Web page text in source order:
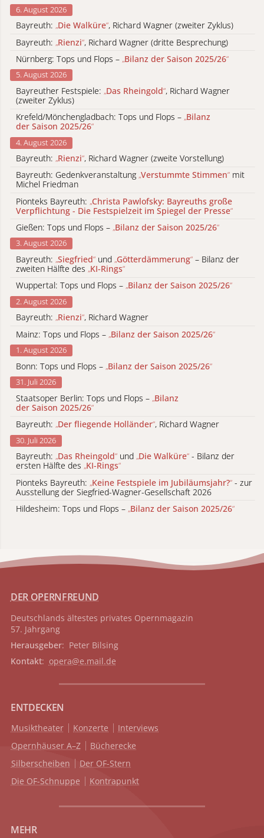
6. August 2026
Bayreuth: „Die Walküre“, Richard Wagner (zweiter Zyklus)
Bayreuth: „Rienzi“, Richard Wagner (dritte Besprechung)
Nürnberg: Tops und Flops – „Bilanz der Saison 2025/26“
5. August 2026
Bayreuther Festspiele: „Das Rheingold“, Richard Wagner
(zweiter Zyklus)
Krefeld/Mönchengladbach: Tops und Flops – „Bilanz
der Saison 2025/26“
4. August 2026
Bayreuth: „Rienzi“, Richard Wagner (zweite Vorstellung)
Bayreuth: Gedenkveranstaltung „Verstummte Stimmen“ mit
Michel Friedman
Pionteks Bayreuth: „Christa Pawlofsky: Bayreuths große
Verpflichtung - Die Festspielzeit im Spiegel der Presse“
Gießen: Tops und Flops – „Bilanz der Saison 2025/26“
3. August 2026
Bayreuth: „Siegfried“ und „Götterdämmerung“ – Bilanz der
zweiten Hälfte des „KI-Rings“
Wuppertal: Tops und Flops – „Bilanz der Saison 2025/26“
2. August 2026
Bayreuth: „Rienzi“, Richard Wagner
Mainz: Tops und Flops – „Bilanz der Saison 2025/26“
1. August 2026
Bonn: Tops und Flops – „Bilanz der Saison 2025/26“
31. Juli 2026
Staatsoper Berlin: Tops und Flops – „Bilanz
der Saison 2025/26“
Bayreuth: „Der fliegende Holländer“, Richard Wagner
30. Juli 2026
Bayreuth: „Das Rheingold“ und „Die Walküre“ - Bilanz der
ersten Hälfte des „KI-Rings“
Pionteks Bayreuth: „Keine Festspiele im Jubiläumsjahr?“ - zur
Ausstellung der Siegfried-Wagner-Gesellschaft 2026
Hildesheim: Tops und Flops – „Bilanz der Saison 2025/26“
DER OPERNFREUND
Deutschlands ältestes privates Opernmagazin
57. Jahrgang
Herausgeber: Peter Bilsing
Kontakt: opera@e.mail.de
ENTDECKEN
Musiktheater Konzerte
Interviews
Opernhäuser A–Z
Bücherecke
Silberscheiben
Der OF-Stern
Die OF-Schnuppe
Kontrapunkt
MEHR